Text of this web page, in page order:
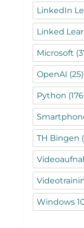
LinkedIn
Linked
Microsoft
OpenAI (25)
Python
TH Bingen
Windows